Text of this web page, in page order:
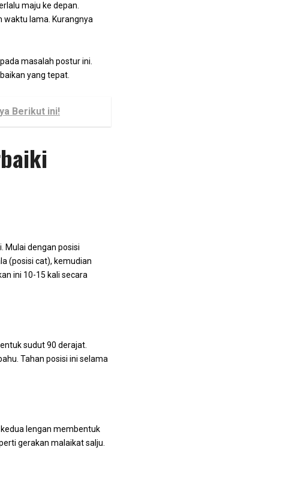
maju ke depan.
waktu lama. Kurangnya
masalah postur ini.
yang tepat.
Berikut ini!
Mulai dengan posisi
(posisi cat), kemudian
ini 10-15 kali secara
sudut 90 derajat.
Tahan posisi ini selama
lengan membentuk
gerakan malaikat salju.